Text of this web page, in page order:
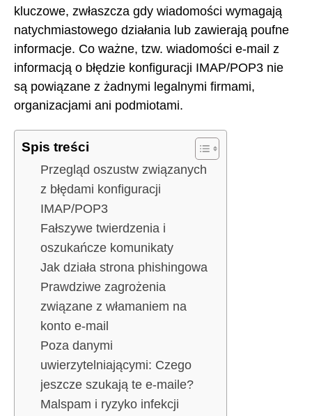
kluczowe, zwłaszcza gdy wiadomości wymagają
natychmiastowego działania lub zawierają poufne
informacje. Co ważne, tzw. wiadomości e-mail z
informacją o błędzie konfiguracji IMAP/POP3 nie
są powiązane z żadnymi legalnymi firmami,
organizacjami ani podmiotami.
Spis treści
Przegląd oszustw związanych
z błędami konfiguracji
IMAP/POP3
Fałszywe twierdzenia i
oszukańcze komunikaty
Jak działa strona phishingowa
Prawdziwe zagrożenia
związane z włamaniem na
konto e-mail
Poza danymi
uwierzytelniającymi: Czego
jeszcze szukają te e-maile?
Malspam i ryzyko infekcji